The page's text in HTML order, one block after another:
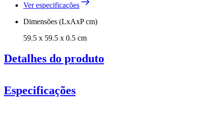
Ver especificações
Dimensões (LxAxP cm)
59.5 x 59.5 x 0.5 cm
Detalhes do produto
Especificações